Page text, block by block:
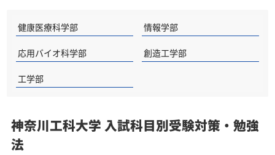
健康医療科学部 情報学部
応用バイオ科学部 創造工学部
工学部
神奈川工科大学 入試科目別受験対策・勉強
法